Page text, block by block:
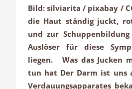
Bild: silviarita / pixabay /
die Haut ständig juckt,
und zur
Auslöser für diese
liegen. Was das Jucken
tun hat Der Darm ist uns
Verdauungsapparates